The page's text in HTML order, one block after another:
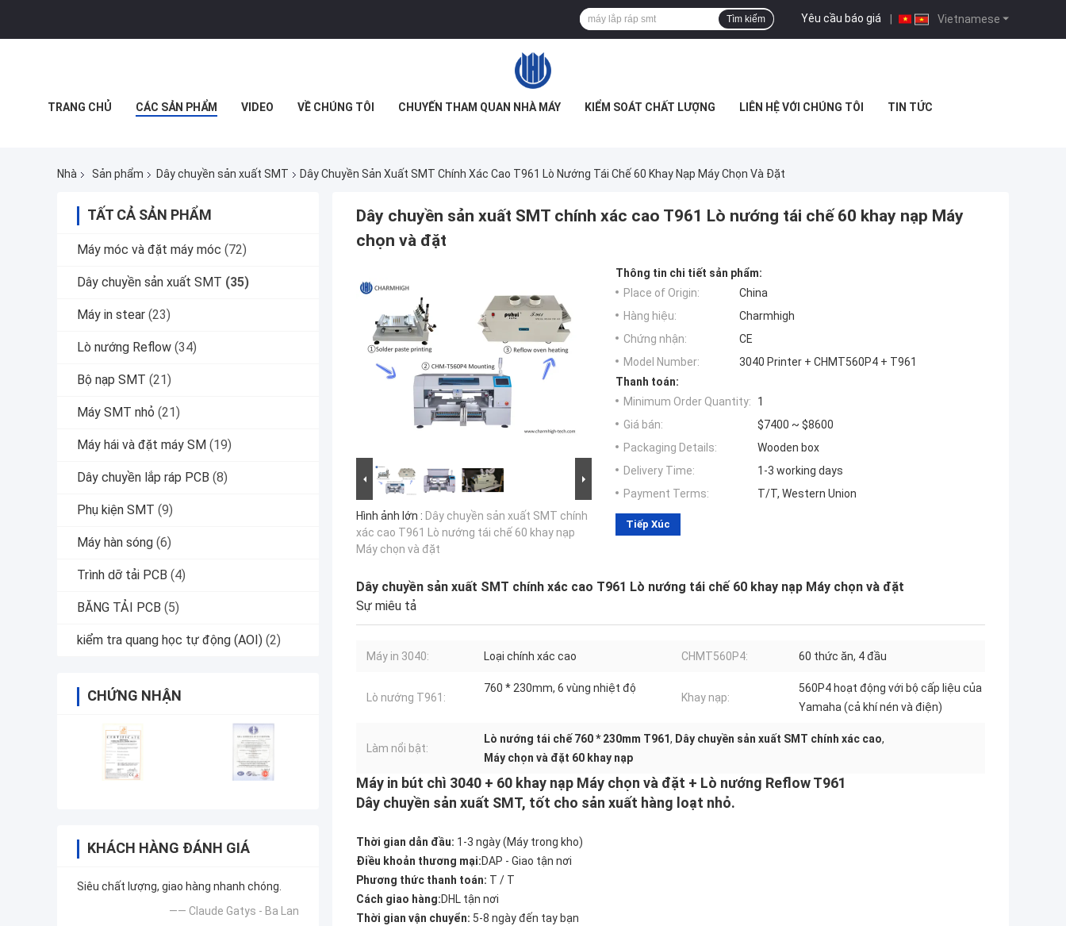
Vietnamese
Yêu cầu báo giá |
Tìm kiếm
TRANG CHỦ CÁC SẢN PHẨM VIDEO VỀ CHÚNG TÔI CHUYẾN THAM QUAN NHÀ MÁY KIỂM SOÁT CHẤT LƯỢNG LIÊN HỆ VỚI CHÚNG TÔI TIN TỨC
Nhà Sản phẩm Dây chuyền sản xuất SMT Dây Chuyền Sản Xuất SMT Chính Xác Cao T961 Lò Nướng Tái Chế 60 Khay Nạp Máy Chọn Và Đặt
TẤT CẢ SẢN PHẨM
Máy móc và đặt máy móc (72)
Dây chuyền sản xuất SMT (35)
Máy in stear (23)
Lò nướng Reflow (34)
Bộ nạp SMT (21)
Máy SMT nhỏ (21)
Máy hái và đặt máy SM (19)
Dây chuyền lắp ráp PCB (8)
Phụ kiện SMT (9)
Máy hàn sóng (6)
Trình dỡ tải PCB (4)
BĂNG TẢI PCB (5)
kiểm tra quang học tự động (AOI) (2)
CHỨNG NHẬN
KHÁCH HÀNG ĐÁNH GIÁ
Siêu chất lượng, giao hàng nhanh chóng.
—— Claude Gatys - Ba Lan
Dây chuyền sản xuất SMT chính xác cao T961 Lò nướng tái chế 60 khay nạp Máy
chọn và đặt
Hình ảnh lớn : Dây chuyền sản xuất SMT chính
xác cao T961 Lò nướng tái chế 60 khay nạp
Máy chọn và đặt
Thông tin chi tiết sản phẩm:
Place of Origin:
China
Hàng hiệu:
Charmhigh
Chứng nhận:
CE
Model Number:
3040 Printer + CHMT560P4 + T961
Thanh toán:
Minimum Order Quantity:
1
Giá bán:
$7400 ~ $8600
Packaging Details:
Wooden box
Delivery Time:
1-3 working days
Payment Terms:
T/T, Western Union
Tiếp Xúc
Dây chuyền sản xuất SMT chính xác cao T961 Lò nướng tái chế 60 khay nạp Máy chọn và đặt
Sự miêu tả
Máy in 3040: Loại chính xác cao CHMT560P4: 60 thức ăn, 4 đầu
Lò nướng T961:
760 * 230mm, 6 vùng nhiệt độ
Khay nạp:
560P4 hoạt động với bộ cấp liệu của
Yamaha (cả khí nén và điện)
Làm nổi bật:
Lò nướng tái chế 760 * 230mm T961, Dây chuyền sản xuất SMT chính xác cao,
Máy chọn và đặt 60 khay nạp
Máy in bút chì 3040 + 60 khay nạp Máy chọn và đặt + Lò nướng Reflow T961
Dây chuyền sản xuất SMT, tốt cho sản xuất hàng loạt nhỏ.
Thời gian dẫn đầu: 1-3 ngày (Máy trong kho)
Điều khoản thương mại:DAP - Giao tận nơi
Phương thức thanh toán: T / T
Cách giao hàng:DHL tận nơi
Thời gian vận chuyển: 5-8 ngày đến tay bạn